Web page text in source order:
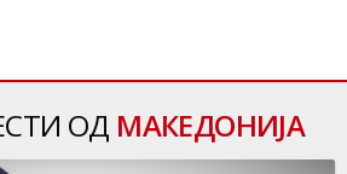
ОД МАКЕДОНИЈА